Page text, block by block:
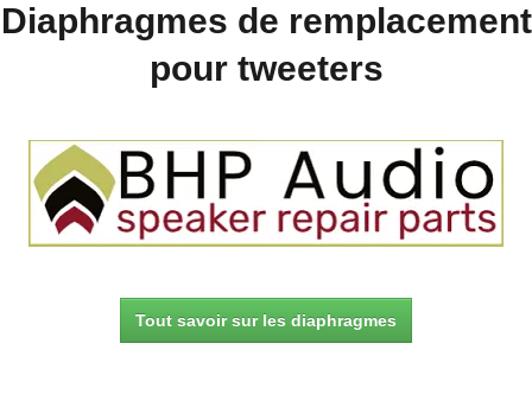
Diaphragmes de remplacement
pour tweeters
Tout savoir sur les diaphragmes